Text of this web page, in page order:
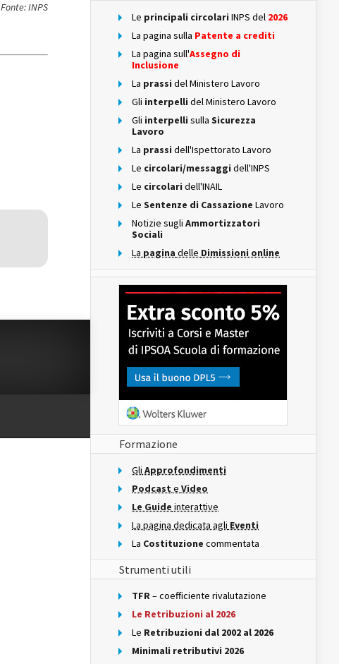
Fonte: INPS
Le principali circolari INPS del 2026
La pagina sulla Patente a crediti
La pagina sull'Assegno di
Inclusione
La prassi del Ministero Lavoro
Gli interpelli del Ministero Lavoro
Gli interpelli sulla Sicurezza
Lavoro
La prassi dell'Ispettorato Lavoro
Le circolari/messaggi dell'INPS
Le circolari dell'INAIL
Le Sentenze di Cassazione Lavoro
Notizie sugli Ammortizzatori
Sociali
La pagina delle Dimissioni online
Formazione
Gli Approfondimenti
Podcast e Video
Le Guide interattive
La pagina dedicata agli Eventi
La Costituzione commentata
Strumenti utili
TFR– coefficiente rivalutazione
Le Retribuzioni al 2026
Le Retribuzioni dal 2002 al 2026
Minimali retributivi 2026